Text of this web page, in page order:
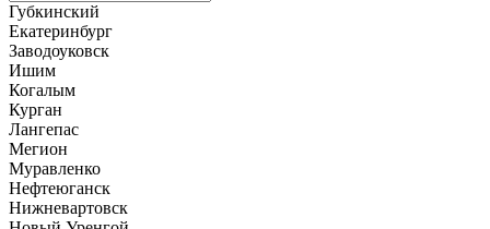
Губкинский
Екатеринбург
Заводоуковск
Ишим
Когалым
Курган
Лангепас
Мегион
Муравленко
Нефтеюганск
Нижневартовск